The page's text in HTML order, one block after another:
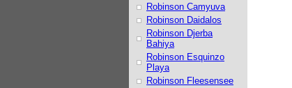
Robinson Camyuva
Robinson Daidalos
Robinson Djerba
Bahiya
Robinson Esquinzo
Playa
Robinson Fleesensee